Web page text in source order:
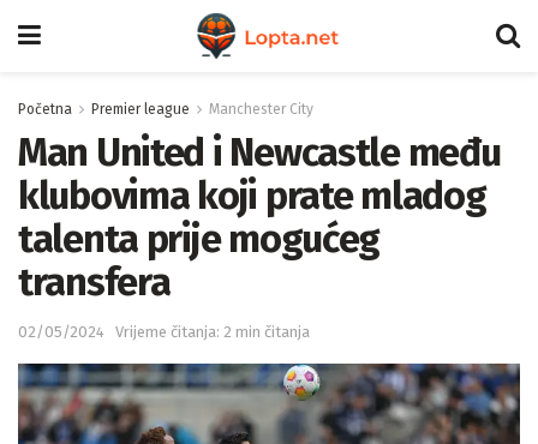
Početna Premier league Manchester City
Man United i Newcastle među
klubovima koji prate mladog
talenta prije mogućeg
transfera
02/05/2024 Vrijeme čitanja: 2 min čitanja